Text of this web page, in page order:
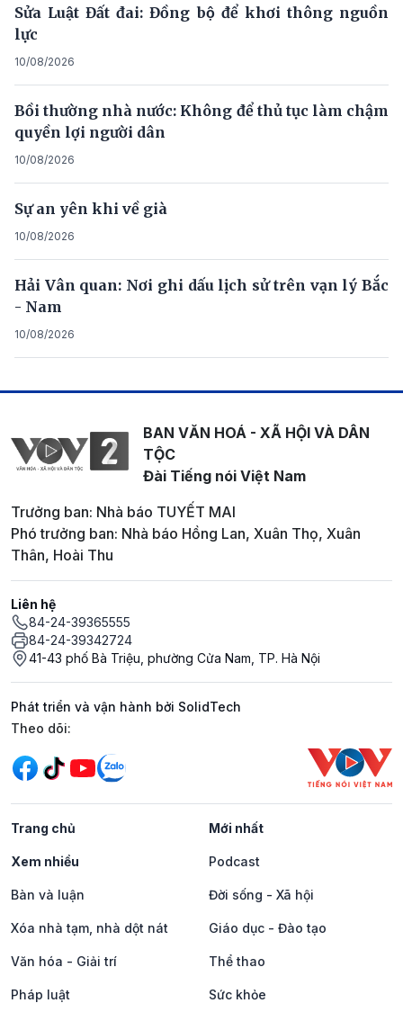
Sửa Luật Đất đai: Đồng bộ để khơi thông nguồn
lực
10/08/2026
Bồi thường nhà nước: Không để thủ tục làm chậm
quyền lợi người dân
10/08/2026
Sự an yên khi về già
10/08/2026
Hải Vân quan: Nơi ghi dấu lịch sử trên vạn lý Bắc
- Nam
10/08/2026
BAN VĂN HOÁ - XÃ HỘI VÀ DÂN
TỘC
Đài Tiếng nói Việt Nam
Trưởng ban: Nhà báo TUYẾT MAI
Phó trưởng ban: Nhà báo Hồng Lan, Xuân Thọ, Xuân
Thân, Hoài Thu
Liên hệ
84-24-39365555
84-24-39342724
41-43 phố Bà Triệu, phường Cửa Nam, TP. Hà Nội
Phát triển và vận hành bởi SolidTech
Mạng xã hội
Theo dõi:
Trang chủ Mới nhất
Xem nhiều Podcast
Bàn và luận Đời sống - Xã hội
Xóa nhà tạm, nhà dột nát Giáo dục - Đào tạo
Văn hóa - Giải trí Thể thao
Pháp luật Sức khỏe